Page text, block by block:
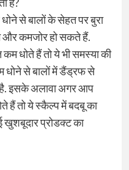
से बालों के सेहत पर बुरा
कमजोर हो सकते हैं.
धोते हैं तो ये भी समस्या की
धोने से बालों में डैंड्रफ से
इसके अलावा अगर आप
हैं तो ये स्कैल्प में बदबू का
प्रोडक्ट का